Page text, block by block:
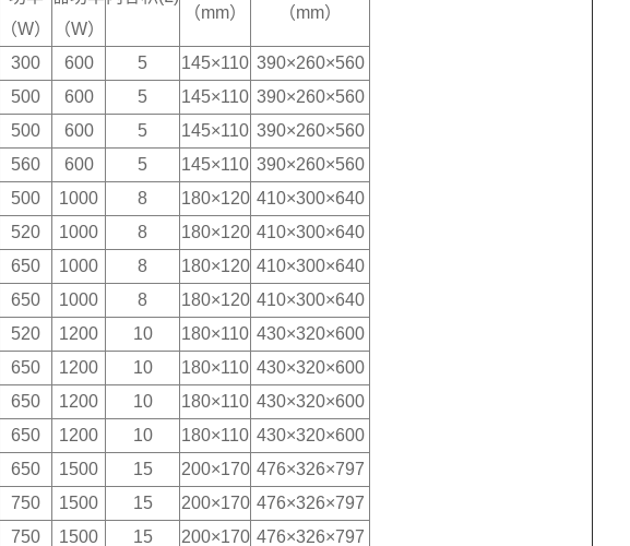
（W）
（W）
（mm）
（mm）
300 600 5 145×110 390×260×560
500 600 5 145×110 390×260×560
500 600 5 145×110 390×260×560
560 600 5 145×110 390×260×560
500 1000 8 180×120 410×300×640
520 1000 8 180×120 410×300×640
650 1000 8 180×120 410×300×640
650 1000 8 180×120 410×300×640
520 1200 10 180×110 430×320×600
650 1200 10 180×110 430×320×600
650 1200 10 180×110 430×320×600
650 1200 10 180×110 430×320×600
650 1500 15 200×170 476×326×797
750 1500 15 200×170 476×326×797
750 1500 15 200×170 476×326×797